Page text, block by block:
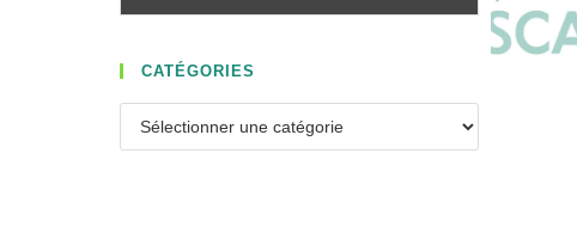
CATÉGORIES